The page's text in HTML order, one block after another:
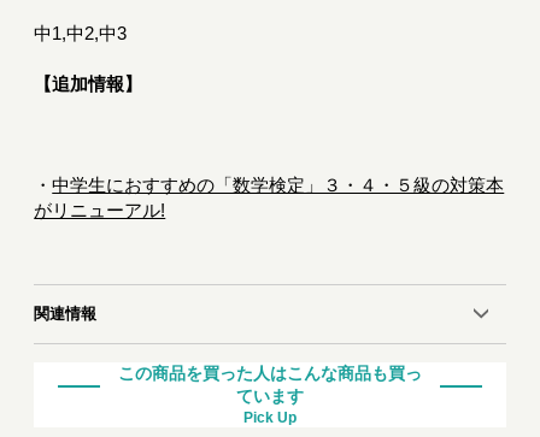
中1,中2,中3
【追加情報】
・中学生におすすめの「数学検定」３・４・５級の対策本
がリニューアル!
関連情報
この商品を買った人はこんな商品も買っ
ています
Pick Up